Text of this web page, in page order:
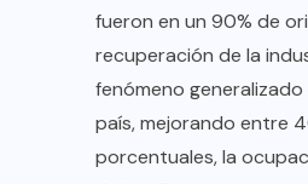
fueron en un 90% de
recuperación de la
fenómeno
país, mejorando entre
porcentuales, la